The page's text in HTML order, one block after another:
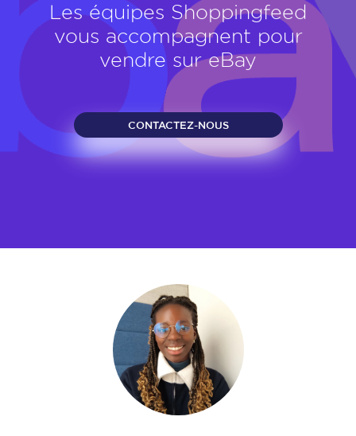
Les équipes Shoppingfeed
vous accompagnent pour
vendre sur eBay
CONTACTEZ-NOUS